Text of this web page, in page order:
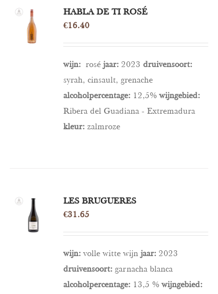
OPTIES
SELECTEREN
/
DETAILS
HABLA DE TI ROSÉ
€16.40
wijn:roséjaar: 2023druivensoort:
syrah, cinsault, grenache
alcoholpercentage: 12,5%wijngebied:
Ribera del Guadiana - Extremadura
kleur: zalmroze
OPTIES
SELECTEREN
/
DETAILS
LES BRUGUERES
€31.65
wijn:volle witte wijnjaar: 2023
druivensoort: garnacha blanca
alcoholpercentage: 13,5 %wijngebied: